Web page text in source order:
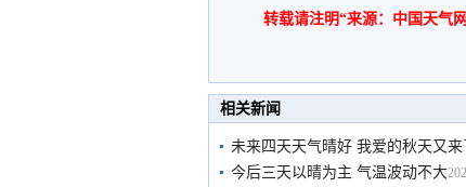
转载请注明“来源：中国天气网
相关新闻
未来四天天气晴好 我爱的秋天又来
今后三天以晴为主 气温波动不大